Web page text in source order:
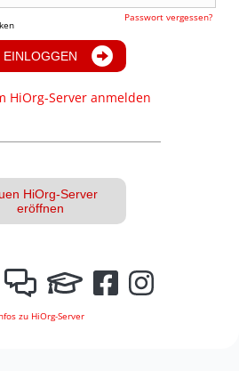
Passwort vergessen?
EINLOGGEN
HiOrg-Server anmelden
HiOrg-Server
eröffnen
zu HiOrg-Server